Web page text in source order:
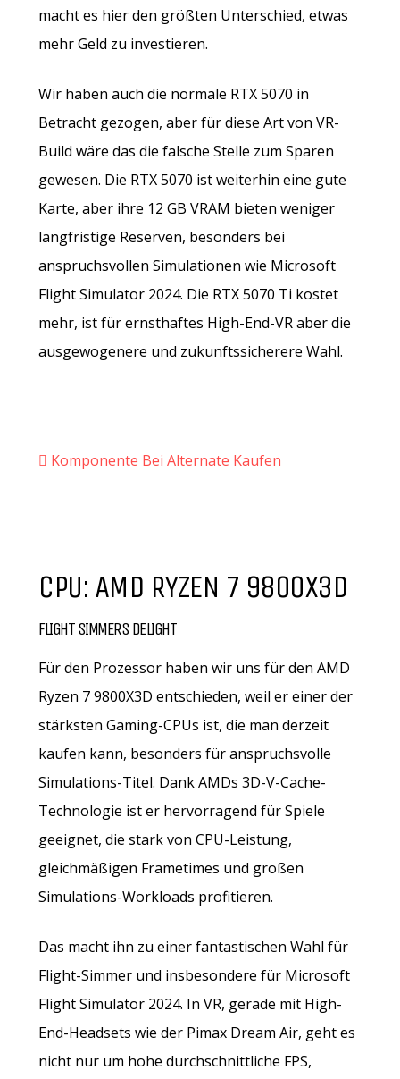
macht es hier den größten Unterschied, etwas
mehr Geld zu investieren.
Wir haben auch die normale RTX 5070 in
Betracht gezogen, aber für diese Art von VR-
Build wäre das die falsche Stelle zum Sparen
gewesen. Die RTX 5070 ist weiterhin eine gute
Karte, aber ihre 12 GB VRAM bieten weniger
langfristige Reserven, besonders bei
anspruchsvollen Simulationen wie Microsoft
Flight Simulator 2024. Die RTX 5070 Ti kostet
mehr, ist für ernsthaftes High-End-VR aber die
ausgewogenere und zukunftssicherere Wahl.
Komponente Bei Alternate Kaufen
CPU: AMD RYZEN 7 9800X3D
FLIGHT SIMMERS DELIGHT
Für den Prozessor haben wir uns für den AMD
Ryzen 7 9800X3D entschieden, weil er einer der
stärksten Gaming-CPUs ist, die man derzeit
kaufen kann, besonders für anspruchsvolle
Simulations-Titel. Dank AMDs 3D-V-Cache-
Technologie ist er hervorragend für Spiele
geeignet, die stark von CPU-Leistung,
gleichmäßigen Frametimes und großen
Simulations-Workloads profitieren.
Das macht ihn zu einer fantastischen Wahl für
Flight-Simmer und insbesondere für Microsoft
Flight Simulator 2024. In VR, gerade mit High-
End-Headsets wie der Pimax Dream Air, geht es
nicht nur um hohe durchschnittliche FPS,